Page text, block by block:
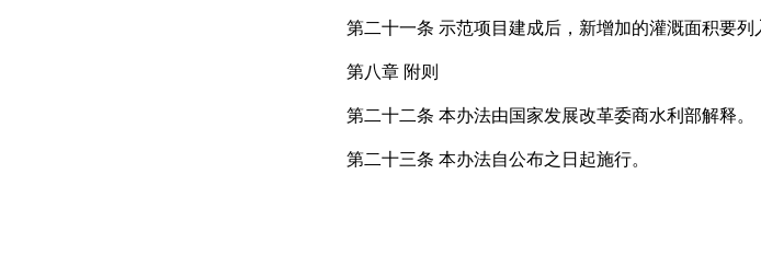
第二十一条 示范项目建成后，新增加的灌溉面积要列
第八章 附则
第二十二条 本办法由国家发展改革委商水利部解释。
第二十三条 本办法自公布之日起施行。